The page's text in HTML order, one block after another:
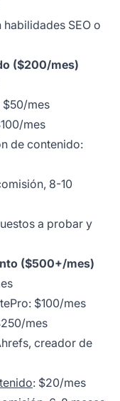
SEO o
($200/mes)
$50/mes
mes
de contenido:
8-10
a probar y
($500+/mes)
$100/mes
mes
creador de
: $20/mes